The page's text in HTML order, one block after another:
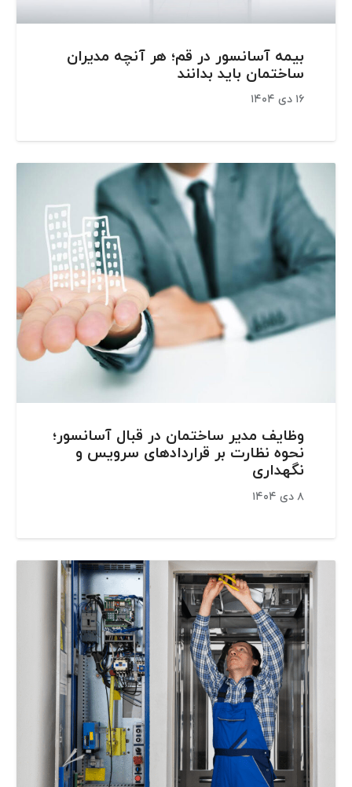
بیمه آسانسور در قم؛ هر آنچه مدیران
ساختمان باید بدانند
۱۶ دی ۱۴۰۴
وظایف مدیر ساختمان در قبال آسانسور؛
نحوه نظارت بر قراردادهای سرویس و
نگهداری
۸ دی ۱۴۰۴